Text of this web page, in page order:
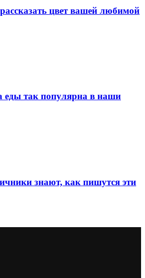
цвет вашей любимой
еды так популярна в наши
знают, как пишутся эти